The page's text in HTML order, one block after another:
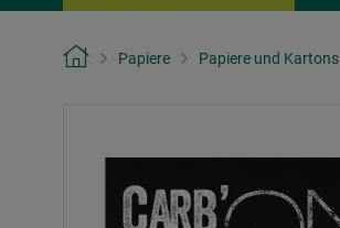
Papiere Papiere und Kartons